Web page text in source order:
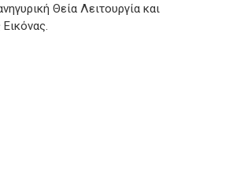
Θεία Λειτουργία και